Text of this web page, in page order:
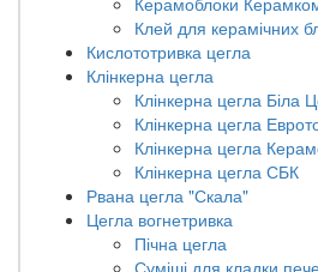
Клей для керамічних
Кислототривка цегла
Клінкерна цегла
Клінкерна цегла Біла
Клінкерна цегла
Клінкерна цегла
Клінкерна цегла СБК
Рвана цегла "Скала"
Цегла вогнетривка
Пічна цегла
Суміші для кладки